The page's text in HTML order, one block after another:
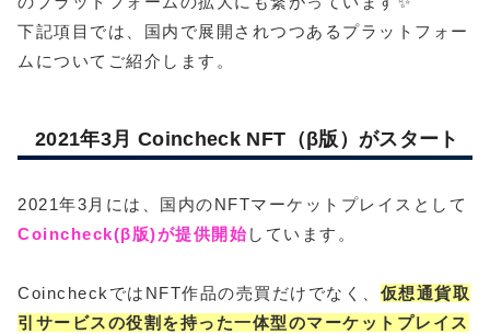
下記項目では、国内で展開されつつあるプラットフォー
ムについてご紹介します。
2021年3月 Coincheck NFT（β版）がスタート
2021年3月には、国内のNFTマーケットプレイスとして
Coincheck(β版)が提供開始 しています。
CoincheckではNFT作品の売買だけでなく、 仮想通貨取
引サービスの役割を持った一体型のマーケットプレイス